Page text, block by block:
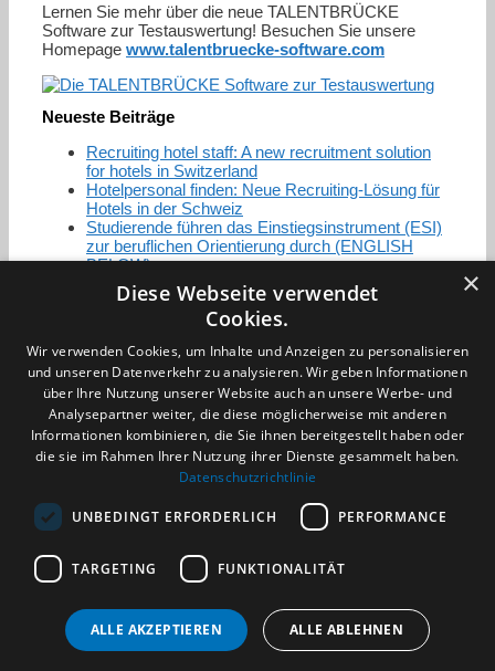
Lernen Sie mehr über die neue TALENTBRÜCKE
Software zur Testauswertung! Besuchen Sie unsere
Homepage www.talentbruecke-software.com
Neueste Beiträge
Recruiting hotel staff: A new recruitment solution
for hotels in Switzerland
Hotelpersonal finden: Neue Recruiting-Lösung für
Hotels in der Schweiz
Studierende führen das Einstiegsinstrument (ESI)
zur beruflichen Orientierung durch (ENGLISH
BELOW)
Zertifizierung / Mitgliedschaften
Datenschutzerklärung
Benachrichtigungsservice
Kontakt und Anfahrt
×
Diese Webseite verwendet
Cookies.
Wir verwenden Cookies, um Inhalte und Anzeigen zu personalisieren
und unseren Datenverkehr zu analysieren. Wir geben Informationen
über Ihre Nutzung unserer Website auch an unsere Werbe- und
Analysepartner weiter, die diese möglicherweise mit anderen
Informationen kombinieren, die Sie ihnen bereitgestellt haben oder
die sie im Rahmen Ihrer Nutzung ihrer Dienste gesammelt haben.
Datenschutzrichtlinie
UNBEDINGT ERFORDERLICH PERFORMANCE
TARGETING FUNKTIONALITÄT
ALLE AKZEPTIEREN ALLE ABLEHNEN